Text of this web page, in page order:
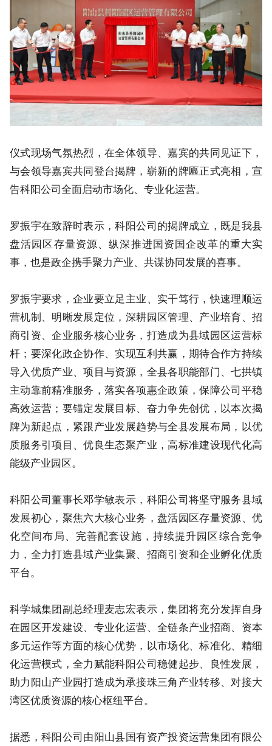
仪式现场气氛热烈，在全体领导、嘉宾的共同见证下，
与会领导嘉宾共同登台揭牌，崭新的牌匾正式亮相，宣
告科阳公司全面启动市场化、专业化运营。
罗振宇在致辞时表示，科阳公司的揭牌成立，既是我县
盘活园区存量资源、纵深推进国资国企改革的重大实
事，也是政企携手聚力产业、共谋协同发展的喜事。
罗振宇要求，企业要立足主业、实干笃行，快速理顺运
营机制、明晰发展定位，深耕园区管理、产业培育、招
商引资、企业服务核心业务，打造成为县域园区运营标
杆；要深化政企协作、实现互利共赢，期待合作方持续
导入优质产业、项目与资源，全县各职能部门、七拱镇
主动靠前精准服务，落实各项惠企政策，保障公司平稳
高效运营；要锚定发展目标、奋力争先创优，以本次揭
牌为新起点，紧跟产业发展趋势与全县发展布局，以优
质服务引项目、优良生态聚产业，高标准建设现代化高
能级产业园区。
科阳公司董事长邓学敏表示，科阳公司将坚守服务县域
发展初心，聚焦六大核心业务，盘活园区存量资源、优
化空间布局、完善配套设施，持续提升园区综合竞争
力，全力打造县域产业集聚、招商引资和企业孵化优质
平台。
科学城集团副总经理麦志宏表示，集团将充分发挥自身
在园区开发建设、专业化运营、全链条产业招商、资本
多元运作等方面的核心优势，以市场化、标准化、精细
化运营模式，全力赋能科阳公司稳健起步、良性发展，
助力阳山产业园打造成为承接珠三角产业转移、对接大
湾区优质资源的核心枢纽平台。
据悉，科阳公司由阳山县国有资产投资运营集团有限公